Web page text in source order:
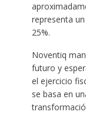
representa
25%.
Noventiq
futuro y
el ejercicio
se basa en